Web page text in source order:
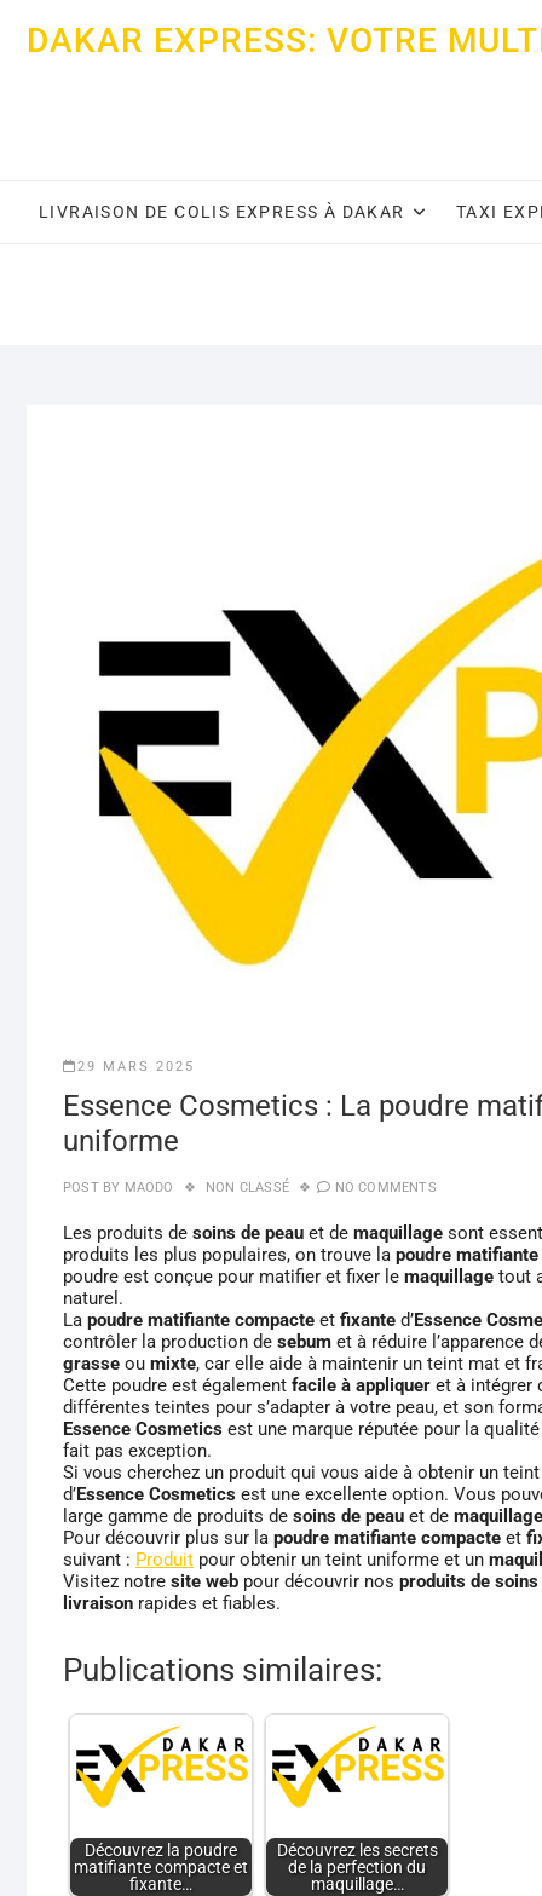
DAKAR EXPRESS: VOTRE
LIVRAISON DE COLIS EXPRESS À DAKAR TAXI
29 MARS 2025
Essence Cosmetics : La poudre
uniforme
POST BY MAODO NON CLASSÉ NO COMMENTS
Les produits de soins de peau et de maquillage sont
produits les plus populaires, on trouve la poudre
poudre est conçue pour matifier et fixer le maquillage tout
naturel.
La poudre matifiante compacte et fixante d’Essence
contrôler la production de sebum et à réduire l’apparence
grasse ou mixte, car elle aide à maintenir un teint mat et
Cette poudre est également facile à appliquer et à intégrer
différentes teintes pour s’adapter à votre peau, et son
Essence Cosmetics est une marque réputée pour la
fait pas exception.
Si vous cherchez un produit qui vous aide à obtenir un
d’Essence Cosmetics est une excellente option. Vous
large gamme de produits de soins de peau et de maquillage
Pour découvrir plus sur la poudre matifiante compacte et
suivant : Produit pour obtenir un teint uniforme et un
Visitez notre site web pour découvrir nos produits de soins
livraison rapides et fiables.
Publications similaires:
Découvrez la poudre
matifiante compacte et
fixante…
Découvrez les secrets
de la perfection du
maquillage…